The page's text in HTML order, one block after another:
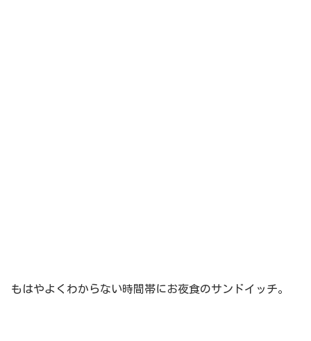
もはやよくわからない時間帯にお夜食のサンドイッチ。